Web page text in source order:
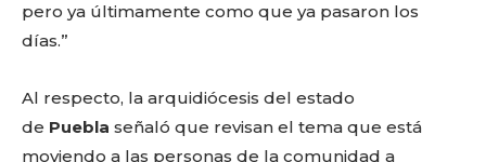
Facebook
Twitter
EmailWhatsApp
CopyGmail
Telegram
Don't miss
pero ya últimamente como que ya pasaron los
días.”
Al respecto, la arquidiócesis del estado
de Puebla señaló que revisan el tema que está
moviendo a las personas de la comunidad a